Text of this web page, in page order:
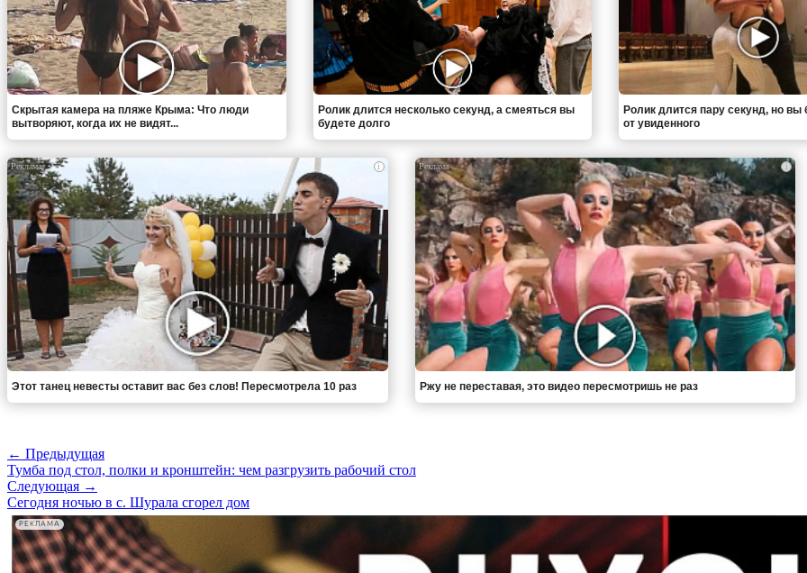
Скрытая камера на пляже Крыма: Что люди
вытворяют, когда их не видят...
Ролик длится несколько секунд, а смеяться вы
будете долго
Ролик длится пару секунд, но вы
от увиденного
i
Этот танец невесты оставит вас без слов! Пересмотрела 10 раз
i
Ржу не переставая, это видео пересмотришь не раз
← Предыдущая
Тумба под стол, полки и кронштейн: чем разгрузить рабочий стол
Следующая →
Сегодня ночью в с. Шурала сгорел дом
РЕКЛАМА